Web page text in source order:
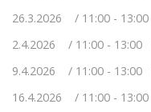
26.3.2026
11:00 - 13:00
2.4.2026
11:00 - 13:00
9.4.2026
11:00 - 13:00
16.4.2026
11:00 - 13:00